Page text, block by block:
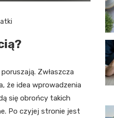
Zwłaszcza
że idea wprowadzenia
się obrońcy takich
Po czyjej stronie jest